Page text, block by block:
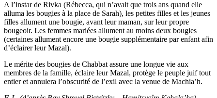
A l’instar de Rivka (Rébecca, qui n’avait que trois ans quand elle
alluma les bougies à la place de Sarah), les petites filles et les jeunes
filles allument une bougie, avant leur maman, sur leur propre
bougeoir. Les femmes mariées allument au moins deux bougies
(certaines allument encore une bougie supplémentaire par enfant afin
d’éclairer leur Mazal).
Le mérite des bougies de Chabbat assure une longue vie aux
membres de la famille, éclaire leur Mazal, protège le peuple juif tout
entier et annulera l’obscurité de l’exil avec la venue de Machia’h.